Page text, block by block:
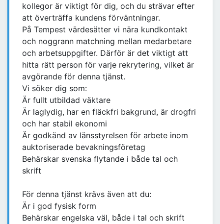
kollegor är viktigt för dig, och du strävar efter
att överträffa kundens förväntningar.
På Tempest värdesätter vi nära kundkontakt
och noggrann matchning mellan medarbetare
och arbetsuppgifter. Därför är det viktigt att
hitta rätt person för varje rekrytering, vilket är
avgörande för denna tjänst.
Vi söker dig som:
Är fullt utbildad väktare
Är laglydig, har en fläckfri bakgrund, är drogfri
och har stabil ekonomi
Är godkänd av länsstyrelsen för arbete inom
auktoriserade bevakningsföretag
Behärskar svenska flytande i både tal och
skrift
För denna tjänst krävs även att du:
Är i god fysisk form
Behärskar engelska väl, både i tal och skrift